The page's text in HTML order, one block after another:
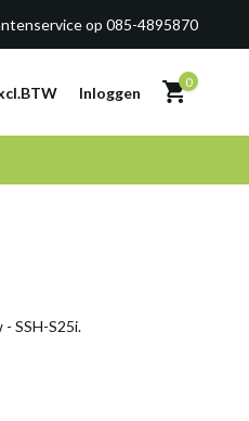
op 085-4895870
BTW Inloggen
0
SSH-S25i.